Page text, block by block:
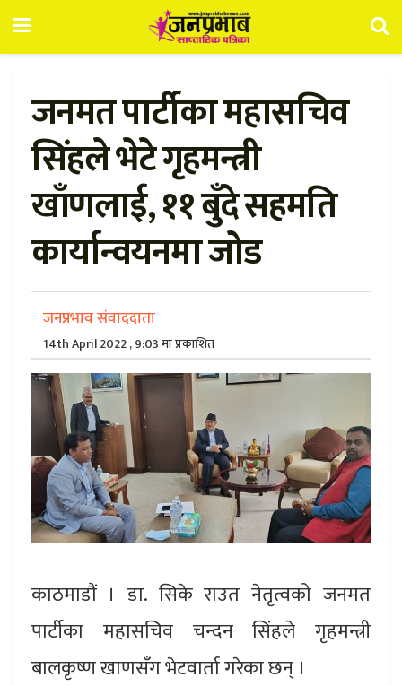
जनमत पार्टीका महासचिव
सिंहले भेटे गृहमन्त्री
खाँणलाई, ११ बुँदे सहमति
कार्यान्वयनमा जोड
जनप्रभाव संवाददाता
14th April 2022 , 9:03 मा प्रकाशित
काठमाडौं । डा. सिके राउत नेतृत्वको जनमत
पार्टीका महासचिव चन्दन सिंहले गृहमन्त्री
बालकृष्ण खाणसँग भेटवार्ता गरेका छन् ।